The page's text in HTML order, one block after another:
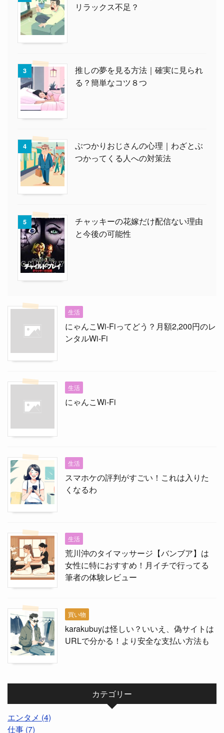
リラックス不足？
3
推しの夢を見る方法｜確実に見られ
る？簡単なコツ８つ
4
ぶつかりおじさんの心理｜わざとぶ
つかってくる人への対策法
5
チャッキーの花嫁だけ配信ない理由
と今後の可能性
生活
にゃんこWi-Fiってどう？月額2,200円のレ
ンタルWi-Fi
生活
にゃんこWi-Fi
生活
スマホケの評判がすごい！これは入りた
くなるわ
生活
荒川沖のタイマッサージ【バンブア】は
女性に特におすすめ！月イチで行ってる
筆者の体験レビュー
買い物
karakubuyは怪しい？いいえ、偽サイトは
URLで分かる！より安全な支払い方法も
カテゴリー
エンタメ (4)
仕事 (7)